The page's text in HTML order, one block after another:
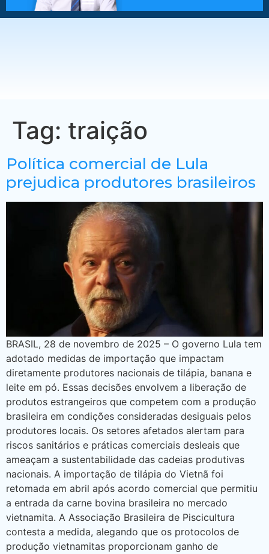
Tag: traição
Política comercial de Lula
prejudica produtores brasileiros
BRASIL, 28 de novembro de 2025 – O governo Lula tem
adotado medidas de importação que impactam
diretamente produtores nacionais de tilápia, banana e
leite em pó. Essas decisões envolvem a liberação de
produtos estrangeiros que competem com a produção
brasileira em condições consideradas desiguais pelos
produtores locais. Os setores afetados alertam para
riscos sanitários e práticas comerciais desleais que
ameaçam a sustentabilidade das cadeias produtivas
nacionais. A importação de tilápia do Vietnã foi
retomada em abril após acordo comercial que permitiu
a entrada da carne bovina brasileira no mercado
vietnamita. A Associação Brasileira de Piscicultura
contesta a medida, alegando que os protocolos de
produção vietnamitas proporcionam ganho de